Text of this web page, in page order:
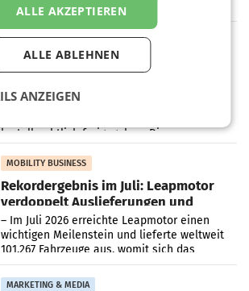
Oberösterreich. Die beiden Standorte liegen
in Haag sowie im rund
RETAIL
Alles bereit für den Wechsel: Jürgen
WIENER NEUDORF. – Die geplante
Zusammenarbeit zwischen Adeg und dem
kartellrechtlich freigegeben: Die
Bundeswettbewerbsbehörde und der
Bundeskartellanwalt
MOBILITY BUSINESS
Rekordergebnis im Juli: Leapmotor
verdoppelt Auslieferungen und
überschreitet die 100.000er-Marke
– Im Juli 2026 erreichte Leapmotor einen
wichtigen Meilenstein und lieferte weltweit
101.267 Fahrzeuge aus, womit sich das
Ergebnis gegenüber Juli 2025 mehr als
verdoppelte (+102
MARKETING & MEDIA
ALLE AKZEPTIEREN
ALLE ABLEHNEN
ANZEIGEN